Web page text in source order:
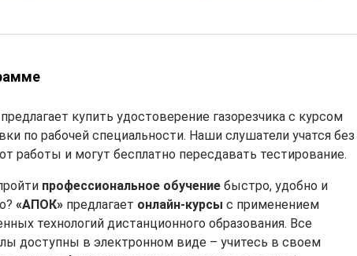
купить удостоверение газорезчика с курсом
по рабочей специальности. Наши слушатели учатся без
работы и могут бесплатно пересдавать тестирование.
профессиональное обучение быстро, удобно и
«АПОК» предлагает онлайн-курсы с применением
технологий дистанционного образования. Все
доступны в электронном виде – учитесь в своем